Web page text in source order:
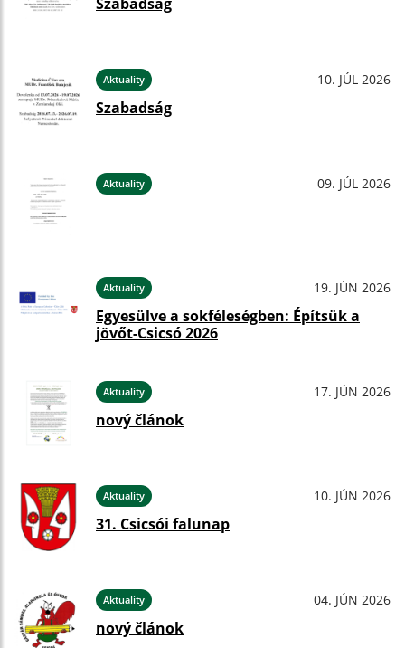
Aktuality 10. JÚL 2026
Szabadság
Aktuality 09. JÚL 2026
Aktuality 19. JÚN 2026
Egyesülve a sokféleségben: Építsük a
jövőt-Csicsó 2026
Aktuality 17. JÚN 2026
nový článok
Aktuality 10. JÚN 2026
31. Csicsói falunap
Aktuality 04. JÚN 2026
nový článok